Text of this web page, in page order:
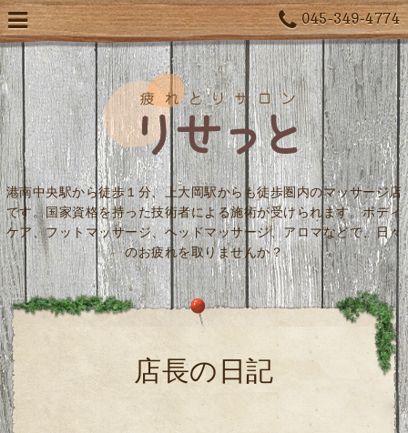
045-349-4774
港南中央駅から徒歩１分、上大岡駅からも徒歩圏内のマッサージ店
です。国家資格を持った技術者による施術が受けられます。ボディ
ケア、フットマッサージ、ヘッドマッサージ、アロマなどで、日々
のお疲れを取りませんか？
店長の日記